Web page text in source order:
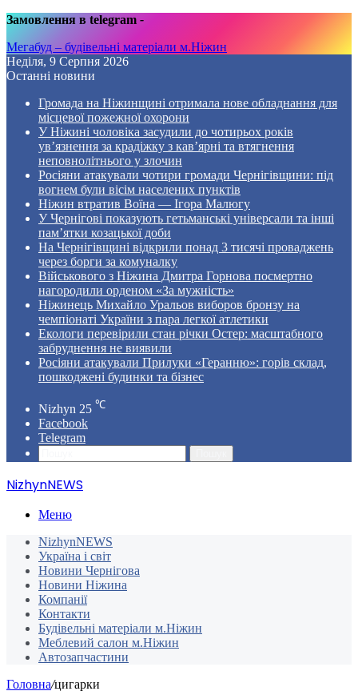
Замовлення в telegram -
Мегабуд – будівельні матеріали м.Ніжин
Неділя, 9 Серпня 2026
Останні новини
Громада на Ніжинщині отримала нове обладнання для
місцевої пожежної охорони
У Ніжині чоловіка засудили до чотирьох років
ув’язнення за крадіжку з кав’ярні та втягнення
неповнолітнього у злочин
Росіяни атакували чотири громади Чернігівщини: під
вогнем були вісім населених пунктів
Ніжин втратив Воїна — Ігора Малюгу
У Чернігові показують гетьманські універсали та інші
пам’ятки козацької доби
На Чернігівщині відкрили понад 3 тисячі проваджень
через борги за комуналку
Військового з Ніжина Дмитра Горнова посмертно
нагородили орденом «За мужність»
Ніжинець Михайло Уральов виборов бронзу на
чемпіонаті України з пара легкої атлетики
Екологи перевірили стан річки Остер: масштабного
забруднення не виявили
Росіяни атакували Прилуки «Геранню»: горів склад,
пошкоджені будинки та бізнес
Nizhyn 25 ℃
Facebook
Telegram
NizhynNEWS
Меню
NizhynNEWS
Україна і світ
Новини Чернігова
Новини Ніжина
Компанії
Контакти
Будівельні матеріали м.Ніжин
Меблевий салон м.Ніжин
Автозапчастини
Головна/цигарки